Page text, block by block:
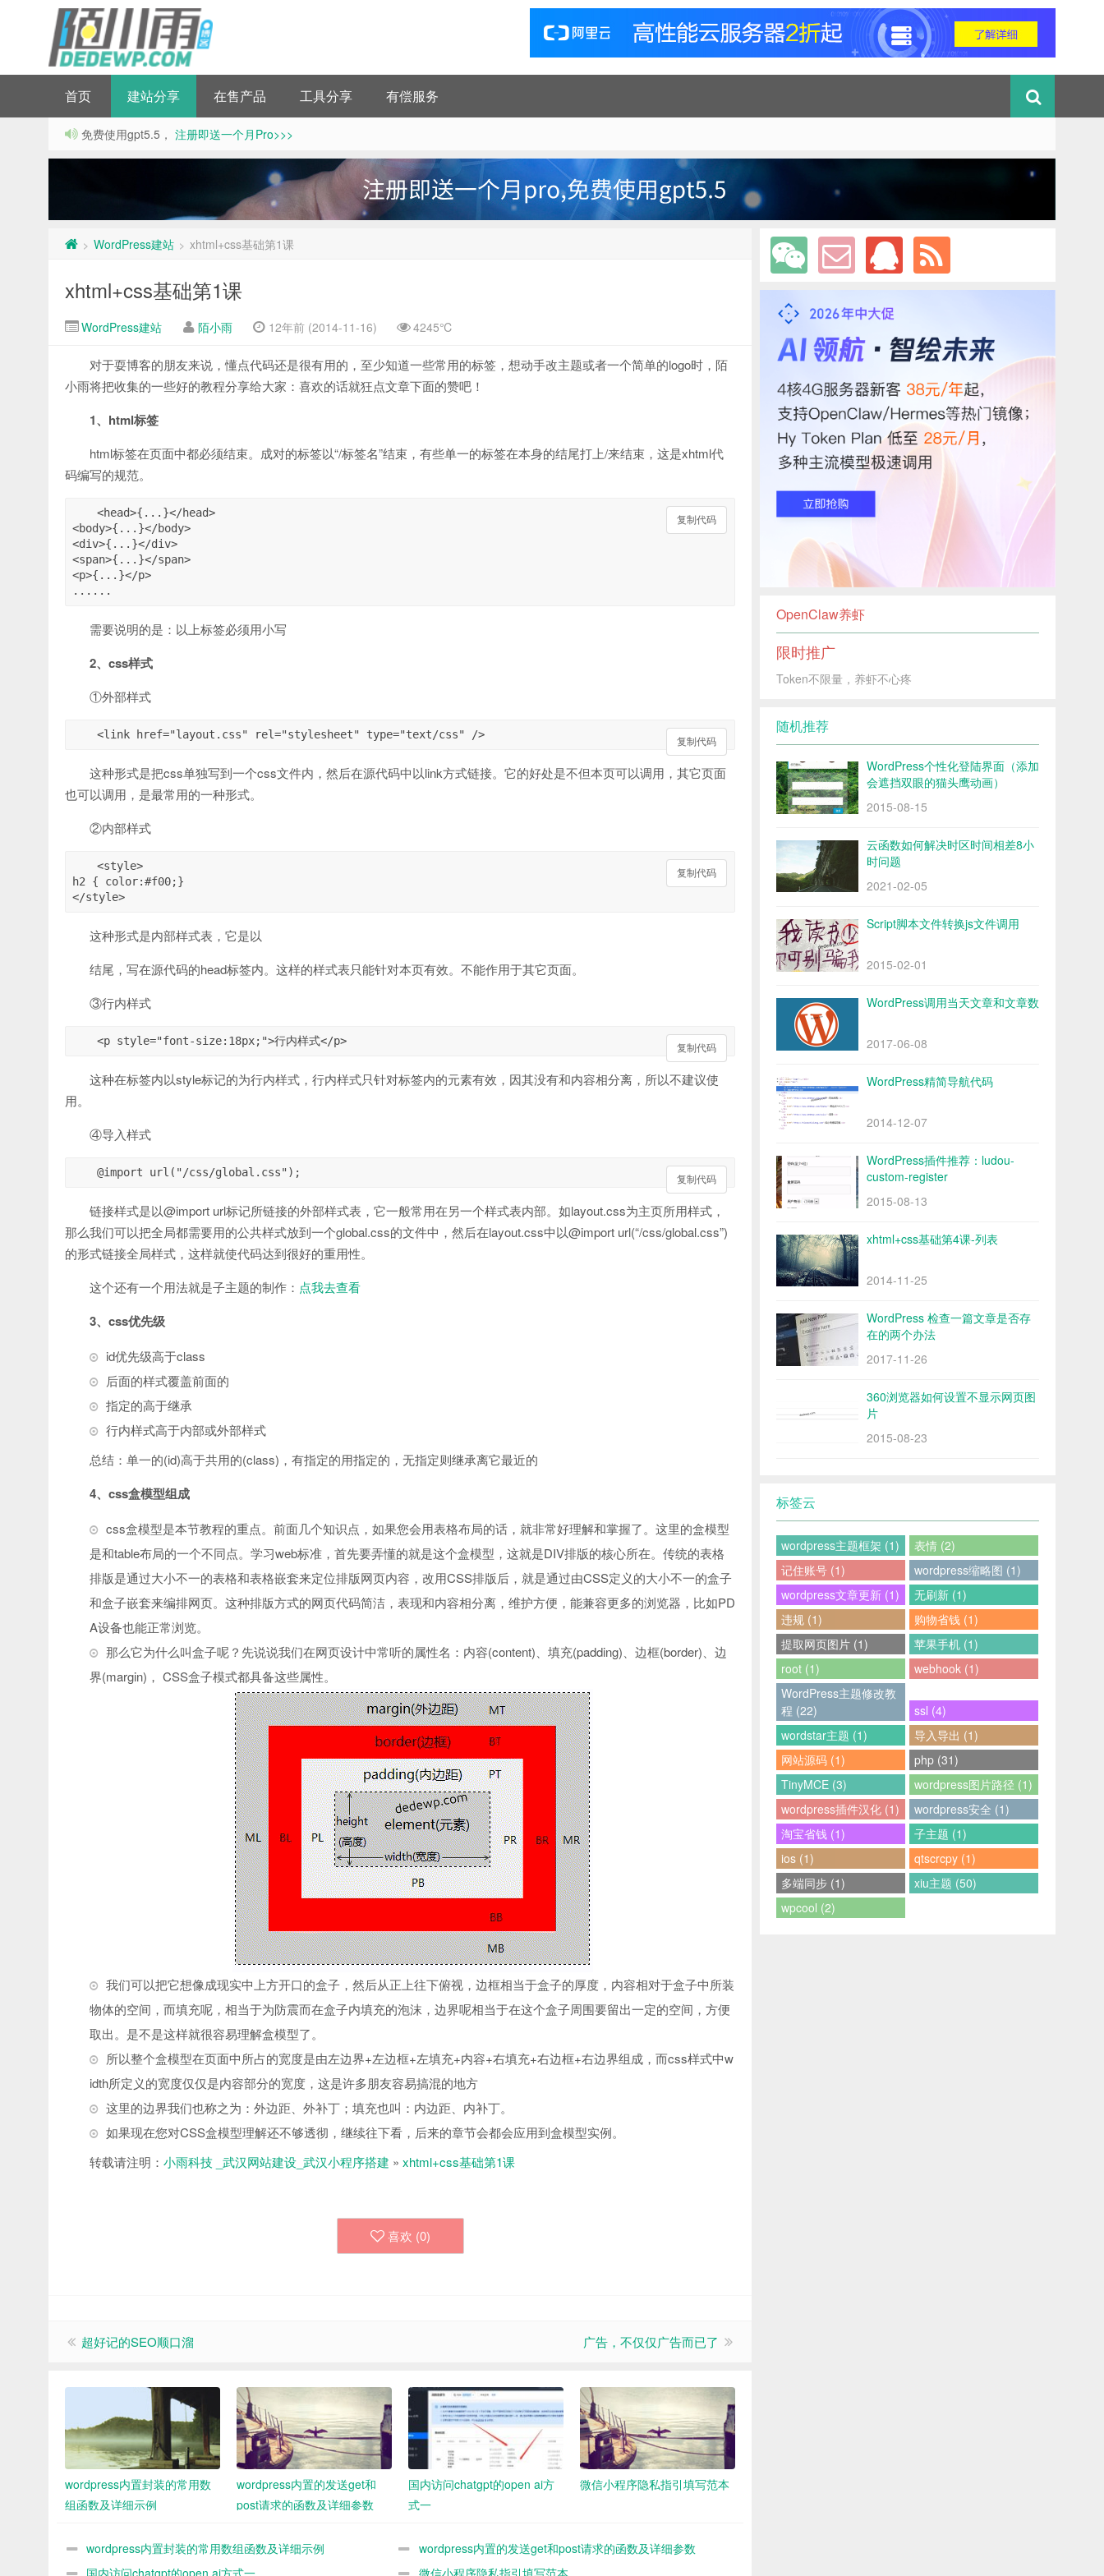
首页 建站分享 在售产品 工具分享 有偿服务
免费使用gpt5.5， 注册即送一个月Pro>>>
> WordPress建站 > xhtml+css基础第1课
xhtml+css基础第1课
WordPress建站 陌小雨 12年前 (2014-11-16) 4245℃
对于耍博客的朋友来说，懂点代码还是很有用的，至少知道一些常用的标签，想动手改主题或者一个简单的logo时，陌
小雨将把收集的一些好的教程分享给大家：喜欢的话就狂点文章下面的赞吧！
1、html标签
html标签在页面中都必须结束。成对的标签以“/标签名”结束，有些单一的标签在本身的结尾打上/来结束，这是xhtml代
码编写的规范。
复制代码
复制代码
<head>{...}</head>
<body>{...}</body>
<div>{...}</div>
<span>{...}</span>
<p>{...}</p>
......
需要说明的是：以上标签必须用小写
2、css样式
①外部样式
复制代码
复制代码
<link href="layout.css" rel="stylesheet" type="text/css" />
这种形式是把css单独写到一个css文件内，然后在源代码中以link方式链接。它的好处是不但本页可以调用，其它页面
也可以调用，是最常用的一种形式。
②内部样式
复制代码
复制代码
<style>
h2 { color:#f00;}
</style>
这种形式是内部样式表，它是以
结尾，写在源代码的head标签内。这样的样式表只能针对本页有效。不能作用于其它页面。
③行内样式
复制代码
复制代码
<p style="font-size:18px;">行内样式</p>
这种在标签内以style标记的为行内样式，行内样式只针对标签内的元素有效，因其没有和内容相分离，所以不建议使
用。
④导入样式
复制代码
复制代码
@import url("/css/global.css");
链接样式是以@import url标记所链接的外部样式表，它一般常用在另一个样式表内部。如layout.css为主页所用样式，
那么我们可以把全局都需要用的公共样式放到一个global.css的文件中，然后在layout.css中以@import url(“/css/global.css”)
的形式链接全局样式，这样就使代码达到很好的重用性。
这个还有一个用法就是子主题的制作： 点我去查看
3、css优先级
id优先级高于class
后面的样式覆盖前面的
指定的高于继承
行内样式高于内部或外部样式
总结：单一的(id)高于共用的(class)，有指定的用指定的，无指定则继承离它最近的
4、css盒模型组成
css盒模型是本节教程的重点。前面几个知识点，如果您会用表格布局的话，就非常好理解和掌握了。这里的盒模型
是和table布局的一个不同点。学习web标准，首先要弄懂的就是这个盒模型，这就是DIV排版的核心所在。传统的表格
排版是通过大小不一的表格和表格嵌套来定位排版网页内容，改用CSS排版后，就是通过由CSS定义的大小不一的盒子
和盒子嵌套来编排网页。这种排版方式的网页代码简洁，表现和内容相分离，维护方便，能兼容更多的浏览器，比如PD
A设备也能正常浏览。
那么它为什么叫盒子呢？先说说我们在网页设计中常听的属性名：内容(content)、填充(padding)、边框(border)、边
界(margin)， CSS盒子模式都具备这些属性。
我们可以把它想像成现实中上方开口的盒子，然后从正上往下俯视，边框相当于盒子的厚度，内容相对于盒子中所装
物体的空间，而填充呢，相当于为防震而在盒子内填充的泡沫，边界呢相当于在这个盒子周围要留出一定的空间，方便
取出。是不是这样就很容易理解盒模型了。
所以整个盒模型在页面中所占的宽度是由左边界+左边框+左填充+内容+右填充+右边框+右边界组成，而css样式中w
idth所定义的宽度仅仅是内容部分的宽度，这是许多朋友容易搞混的地方
这里的边界我们也称之为：外边距、外补丁；填充也叫：内边距、内补丁。
如果现在您对CSS盒模型理解还不够透彻，继续往下看，后来的章节会都会应用到盒模型实例。
转载请注明： 小雨科技 _武汉网站建设_武汉小程序搭建 » xhtml+css基础第1课
喜欢 (0)
超好记的SEO顺口溜 广告，不仅仅广告而已了
wordpress内置封装的常用数
组函数及详细示例
wordpress内置的发送get和
post请求的函数及详细参数
国内访问chatgpt的open ai方
式一
微信小程序隐私指引填写范本
wordpress内置封装的常用数组函数及详细示例
wordpress内置的发送get和post请求的函数及详细参数
OpenClaw养虾
限时推广
Token不限量，养虾不心疼
随机推荐
WordPress个性化登陆界面（添加
会遮挡双眼的猫头鹰动画）
2015-08-15
云函数如何解决时区时间相差8小
时问题
2021-02-05
Script脚本文件转换js文件调用
2015-02-01
WordPress调用当天文章和文章数
2017-06-08
WordPress精简导航代码
2014-12-07
WordPress插件推荐：ludou-
custom-register
2015-08-13
xhtml+css基础第4课-列表
2014-11-25
WordPress 检查一篇文章是否存
在的两个办法
2017-11-26
360浏览器如何设置不显示网页图
片
2015-08-23
标签云
wordpress主题框架 (1)
表情 (2)
记住账号 (1)
wordpress缩略图 (1)
wordpress文章更新 (1)
无刷新 (1)
违规 (1)
购物省钱 (1)
提取网页图片 (1)
苹果手机 (1)
root (1)
webhook (1)
WordPress主题修改教
程 (22)
ssl (4)
wordstar主题 (1)
导入导出 (1)
网站源码 (1)
php (31)
TinyMCE (3)
wordpress图片路径 (1)
wordpress插件汉化 (1)
wordpress安全 (1)
淘宝省钱 (1)
子主题 (1)
ios (1)
qtscrcpy (1)
多端同步 (1)
xiu主题 (50)
wpcool (2)